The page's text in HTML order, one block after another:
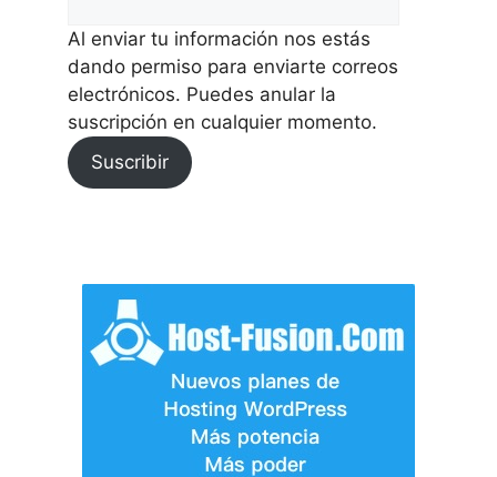
Al enviar tu información nos estás
dando permiso para enviarte correos
electrónicos. Puedes anular la
suscripción en cualquier momento.
Suscribir